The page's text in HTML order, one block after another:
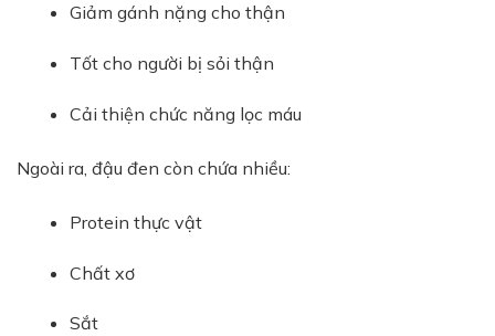
Giảm gánh nặng cho thận
Tốt cho người bị sỏi thận
Cải thiện chức năng lọc máu
Ngoài ra, đậu đen còn chứa nhiều:
Protein thực vật
Chất xơ
Sắt